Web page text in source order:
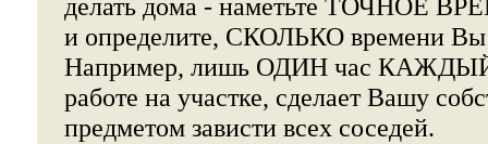
делать дома - наметьте ТОЧНОЕ
и определите, СКОЛЬКО времени Вы
Например, лишь ОДИН час КАЖДЫЙ
работе на участке, сделает Вашу
предметом зависти всех соседей.